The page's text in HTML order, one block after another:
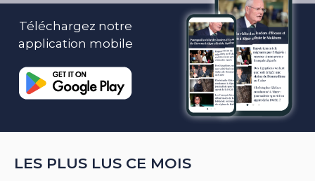
Téléchargez notre
application mobile
LES PLUS LUS CE MOIS